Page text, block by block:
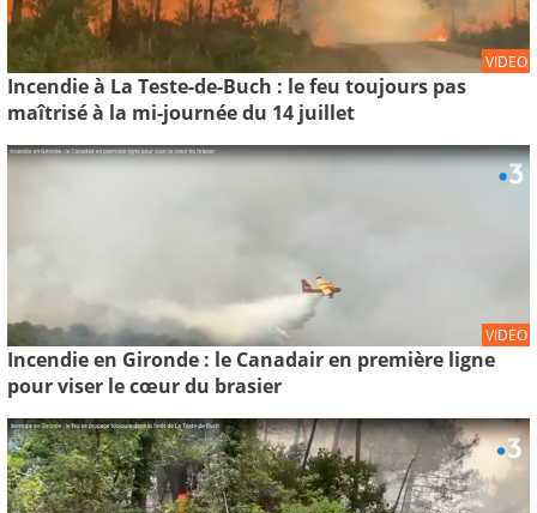
VIDEO
Incendie à La Teste-de-Buch : le feu toujours pas
maîtrisé à la mi-journée du 14 juillet
VIDEO
Incendie en Gironde : le Canadair en première ligne
pour viser le cœur du brasier